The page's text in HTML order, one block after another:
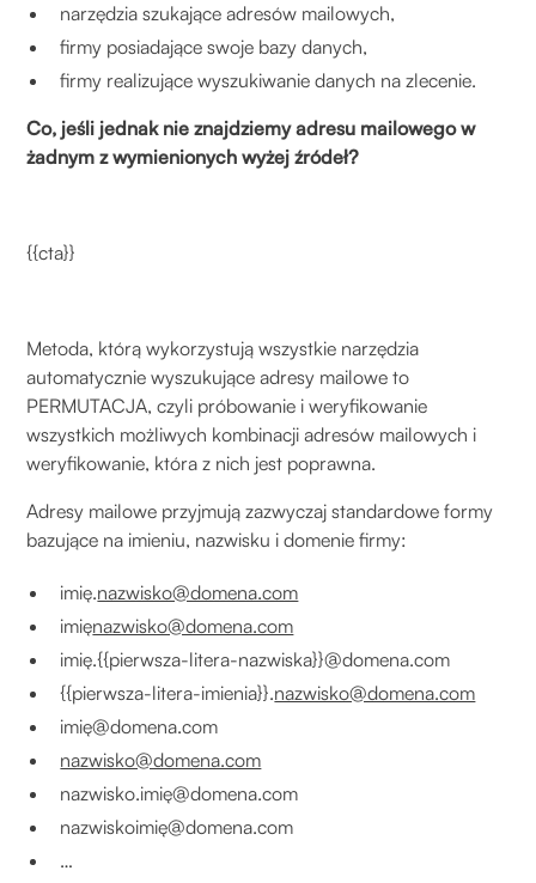
narzędzia szukające adresów mailowych,
firmy posiadające swoje bazy danych,
firmy realizujące wyszukiwanie danych na zlecenie.
Co, jeśli jednak nie znajdziemy adresu mailowego w
żadnym z wymienionych wyżej źródeł?
{{cta}}
Metoda, którą wykorzystują wszystkie narzędzia
automatycznie wyszukujące adresy mailowe to
PERMUTACJA, czyli próbowanie i weryfikowanie
wszystkich możliwych kombinacji adresów mailowych i
weryfikowanie, która z nich jest poprawna.
Adresy mailowe przyjmują zazwyczaj standardowe formy
bazujące na imieniu, nazwisku i domenie firmy:
imię.nazwisko@domena.com
imięnazwisko@domena.com
imię.{{pierwsza-litera-nazwiska}}@domena.com
{{pierwsza-litera-imienia}}.nazwisko@domena.com
imię@domena.com
nazwisko@domena.com
nazwisko.imię@domena.com
nazwiskoimię@domena.com
…